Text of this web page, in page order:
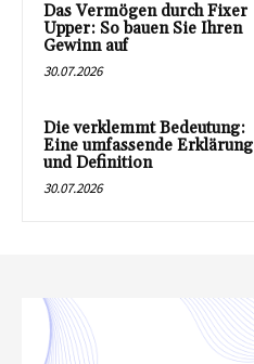
Das Vermögen durch Fixer
Upper: So bauen Sie Ihren
Gewinn auf
30.07.2026
Die verklemmt Bedeutung:
Eine umfassende Erklärung
und Definition
30.07.2026